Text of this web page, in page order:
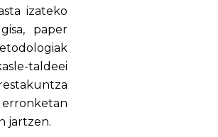
izateko
paper
taldeei
jartzen.